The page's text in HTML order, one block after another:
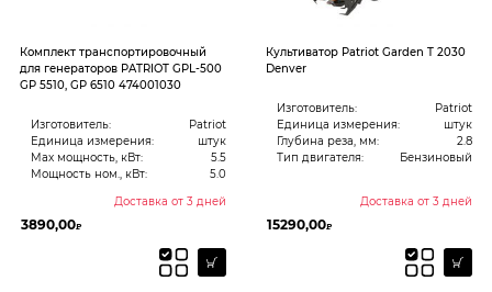
Комплект транспортировочный
для генераторов PATRIOT GPL-500
GP 5510, GP 6510 474001030
Изготовитель:
Patriot
Единица измерения:
штук
Max мощность, кВт:
5.5
Мощность ном., кВт:
5.0
Доставка от 3 дней
3890,00₽
Культиватор Patriot Garden T 2030
Denver
Изготовитель:
Patriot
Единица измерения:
штук
Глубина реза, мм:
2.8
Тип двигателя:
Бензиновый
Доставка от 3 дней
15290,00₽